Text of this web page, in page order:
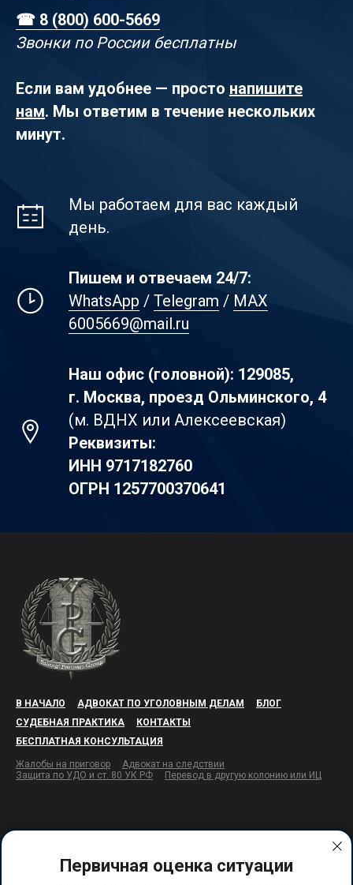
☎ 8 (800) 600-5669
Звонки по России бесплатны
Если вам удобнее — просто напишите
нам. Мы ответим в течение нескольких
минут.
Мы работаем для вас каждый
день.
Пишем и отвечаем 24/7:
WhatsApp /Telegram / MAX
6005669@mail.ru
Наш офис (головной): 129085,
г. Москва, проезд Ольминского, 4
(м. ВДНХ или Алексеевская)
Реквизиты:
ИНН 9717182760
ОГРН 1257700370641
В НАЧАЛО АДВОКАТ ПО УГОЛОВНЫМ ДЕЛАМ
БЛОГ
СУДЕБНАЯ ПРАКТИКА
КОНТАКТЫ
БЕСПЛАТНАЯ КОНСУЛЬТАЦИЯ
Жалобы на приговор
Адвокат на следствии
Защита по УДО и ст. 80 УК РФ
Перевод в другую колонию или ИЦ
Первичная оценка ситуации